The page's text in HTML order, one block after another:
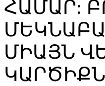
ՀԱՄԱՐ:
ՄԻԱՅՆ